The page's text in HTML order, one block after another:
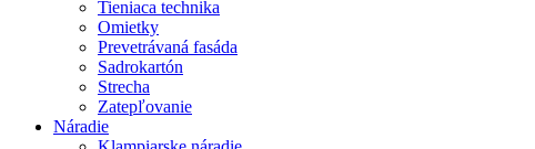
Tieniaca technika
Omietky
Prevetrávaná fasáda
Sadrokartón
Strecha
Zatepľovanie
Náradie